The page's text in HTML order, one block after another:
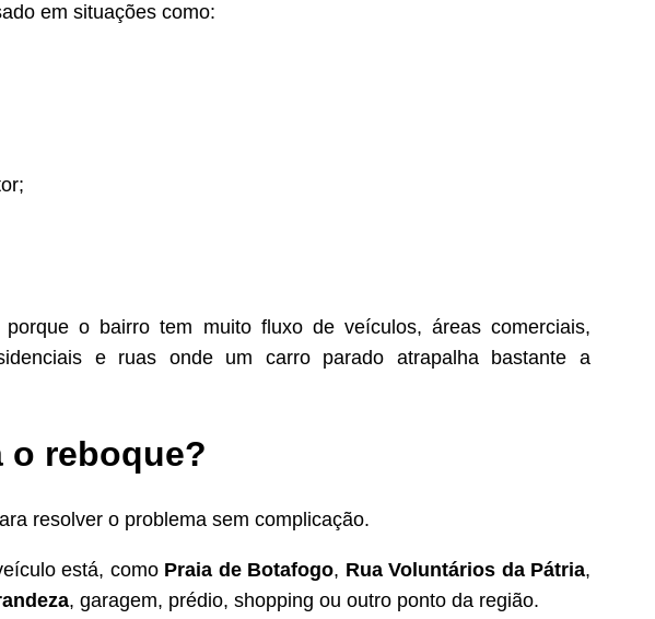
em situações como:
o bairro tem muito fluxo de veículos, áreas comerciais,
e ruas onde um carro parado atrapalha bastante a
o reboque?
resolver o problema sem complicação.
está, como Praia de Botafogo, Rua Voluntários da Pátria,
, garagem, prédio, shopping ou outro ponto da região.